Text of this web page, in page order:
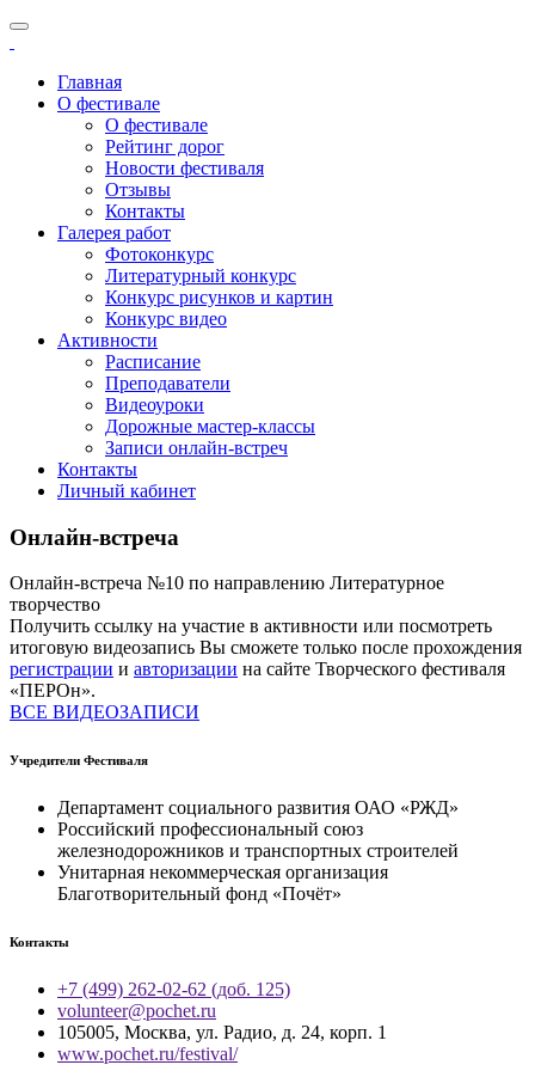
Главная
О фестивале
О фестивале
Рейтинг дорог
Новости фестиваля
Отзывы
Контакты
Галерея работ
Фотоконкурс
Литературный конкурс
Конкурс рисунков и картин
Конкурс видео
Активности
Расписание
Преподаватели
Видеоуроки
Дорожные мастер-классы
Записи онлайн-встреч
Контакты
Личный кабинет
Онлайн-встреча
Онлайн-встреча №10 по направлению Литературное
творчество
Получить ссылку на участие в активности или посмотреть
итоговую видеозапись Вы сможете только после прохождения
регистрации и авторизации на сайте Творческого фестиваля
«ПЕРОн».
ВСЕ ВИДЕОЗАПИСИ
Учредители Фестиваля
Департамент социального развития ОАО «РЖД»
Российский профессиональный союз
железнодорожников и транспортных строителей
Унитарная некоммерческая организация
Благотворительный фонд «Почёт»
Контакты
+7 (499) 262-02-62 (доб. 125)
volunteer@pochet.ru
105005, Москва, ул. Радио, д. 24, корп. 1
www.pochet.ru/festival/